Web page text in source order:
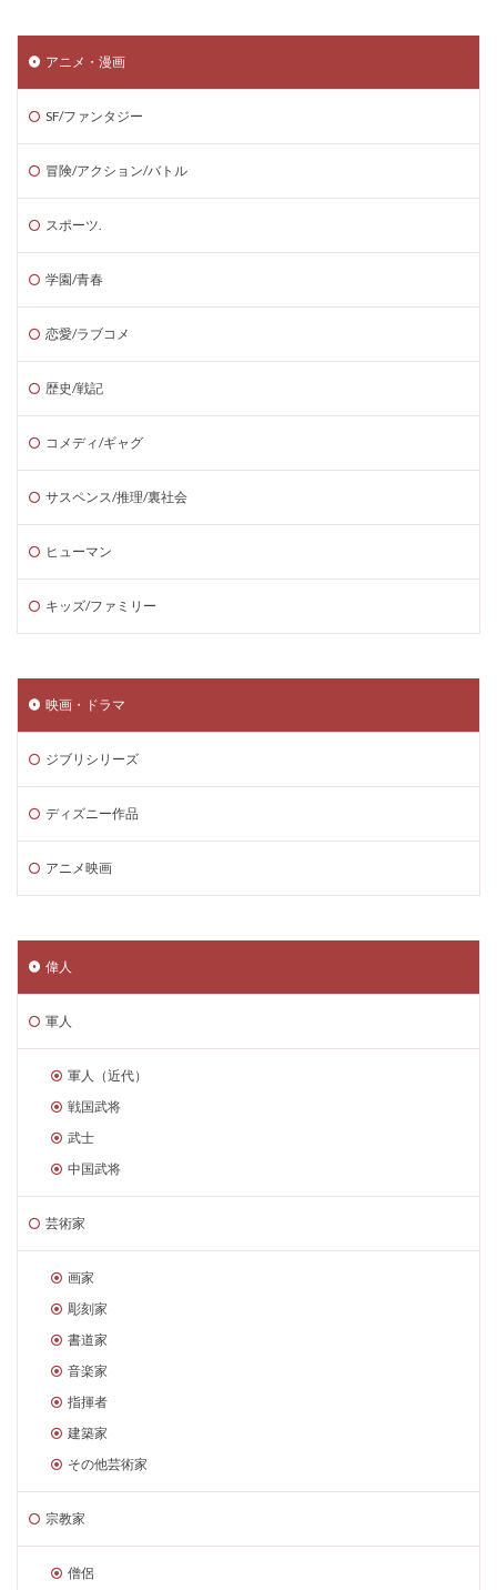
アニメ・漫画
SF/ファンタジー
冒険/アクション/バトル
スポーツ.
学園/青春
恋愛/ラブコメ
歴史/戦記
コメディ/ギャグ
サスペンス/推理/裏社会
ヒューマン
キッズ/ファミリー
映画・ドラマ
ジブリシリーズ
ディズニー作品
アニメ映画
偉人
軍人
軍人（近代）
戦国武将
武士
中国武将
芸術家
画家
彫刻家
書道家
音楽家
指揮者
建築家
その他芸術家
宗教家
僧侶